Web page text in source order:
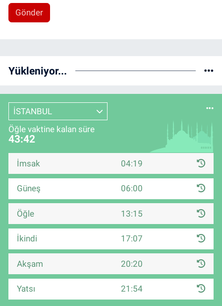
Gönder
Yükleniyor...
İSTANBUL
Öğle vaktine kalan süre
43:41
İmsak 04:19
Güneş 06:00
Öğle 13:15
İkindi 17:07
Akşam 20:20
Yatsı 21:54